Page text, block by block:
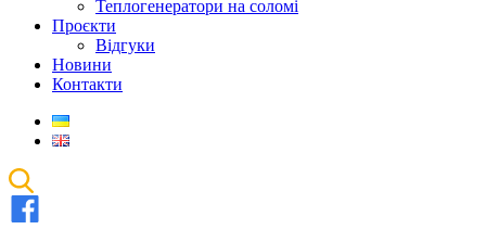
Теплогенератори на соломі
Проєкти
Відгуки
Новини
Контакти